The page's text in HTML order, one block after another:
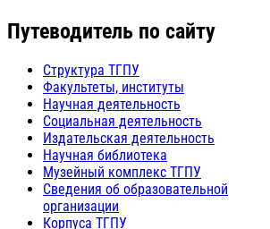
Путеводитель по сайту
Структура ТГПУ
Факультеты, институты
Научная деятельность
Социальная деятельность
Издательская деятельность
Научная библиотека
Музейный комплекс ТГПУ
Сведения об образовательной
организации
Корпуса ТГПУ